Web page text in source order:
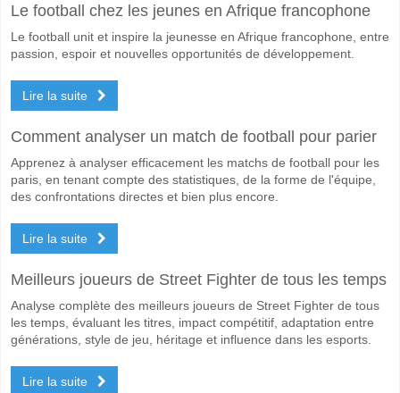
Le football chez les jeunes en Afrique francophone
Le football unit et inspire la jeunesse en Afrique francophone, entre
passion, espoir et nouvelles opportunités de développement.
Lire la suite
Comment analyser un match de football pour parier
Apprenez à analyser efficacement les matchs de football pour les
paris, en tenant compte des statistiques, de la forme de l'équipe,
des confrontations directes et bien plus encore.
Lire la suite
Meilleurs joueurs de Street Fighter de tous les temps
Analyse complète des meilleurs joueurs de Street Fighter de tous
les temps, évaluant les titres, impact compétitif, adaptation entre
générations, style de jeu, héritage et influence dans les esports.
Lire la suite